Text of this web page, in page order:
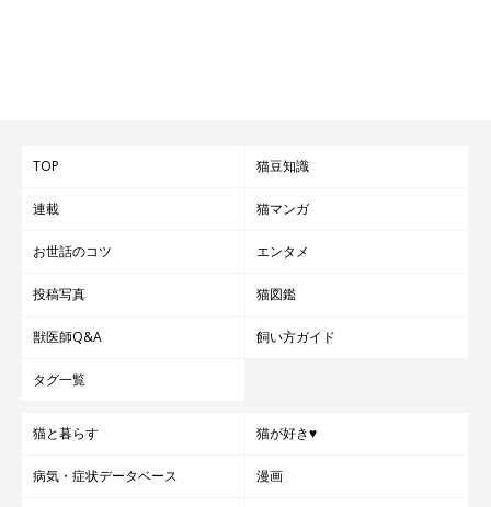
TOP 猫豆知識
連載 猫マンガ
お世話のコツ エンタメ
投稿写真 猫図鑑
獣医師Q&A 飼い方ガイド
タグ一覧
猫と暮らす 猫が好き♥
病気・症状データベース 漫画